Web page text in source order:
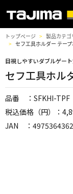
トップページ 製品カテゴ
セフ工具ホルダー テー
目視しやすいダブルゲー
セフ工具ホル
品番 ：SFKHI-TPF
税込価格（円）：
JAN ：